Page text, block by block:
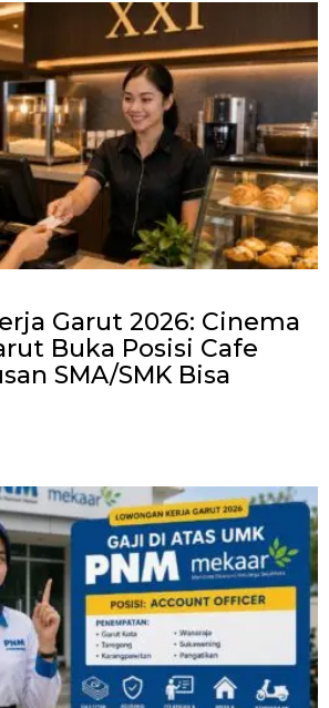
Garut 2026: Cinema
Buka Posisi Cafe
SMA/SMK Bisa